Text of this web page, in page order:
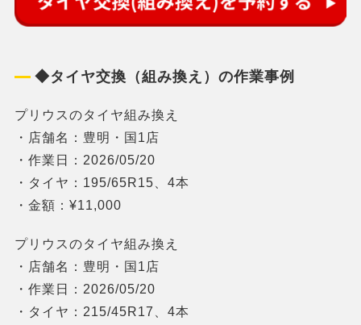
◆タイヤ交換（組み換え）の作業事例
プリウスのタイヤ組み換え
・店舗名：豊明・国1店
・作業日：2026/05/20
・タイヤ：195/65R15、4本
・金額：¥11,000
プリウスのタイヤ組み換え
・店舗名：豊明・国1店
・作業日：2026/05/20
・タイヤ：215/45R17、4本